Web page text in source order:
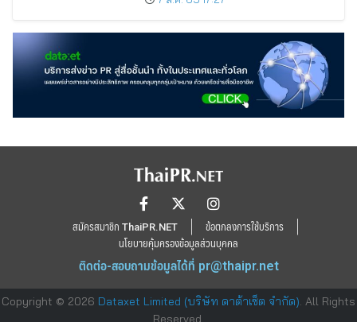
สมัครสมาชิก ThaiPR.NET
ข้อตกลงการใช้บริการ
นโยบายคุ้มครองข้อมูลส่วนบุคคล
ติดต่อ-สอบถามข้อมูลได้ที่ pr@thaipr.net
Copyright © 2026 Dataxet Limited (บริษัท ดาต้าเซ็ต จำกัด). All Rights
Reserved.